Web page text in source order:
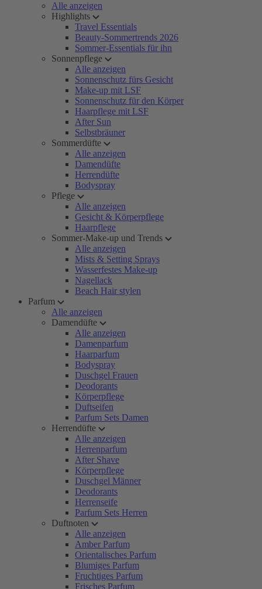
Alle anzeigen
Highlights
Travel Essentials
Beauty-Sommertrends 2026
Sommer-Essentials für ihn
Sonnenpflege
Alle anzeigen
Sonnenschutz fürs Gesicht
Make-up mit LSF
Sonnenschutz für den Körper
Haarpflege mit LSF
After Sun
Selbstbräuner
Sommerdüfte
Alle anzeigen
Damendüfte
Herrendüfte
Bodyspray
Pflege
Alle anzeigen
Gesicht & Körperpflege
Haarpflege
Sommer-Make-up und Trends
Alle anzeigen
Mists & Setting Sprays
Wasserfestes Make-up
Nagellack
Beach Hair stylen
Parfum
Alle anzeigen
Damendüfte
Alle anzeigen
Damenparfum
Haarparfum
Bodyspray
Duschgel Frauen
Deodorants
Körperpflege
Duftseifen
Parfum Sets Damen
Herrendüfte
Alle anzeigen
Herrenparfum
After Shave
Körperpflege
Duschgel Männer
Deodorants
Herrenseife
Parfum Sets Herren
Duftnoten
Alle anzeigen
Amber Parfum
Orientalisches Parfum
Blumiges Parfum
Fruchtiges Parfum
Frisches Parfum